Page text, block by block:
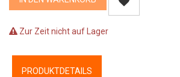
Zur Zeit nicht auf Lager
PRODUKTDETAILS